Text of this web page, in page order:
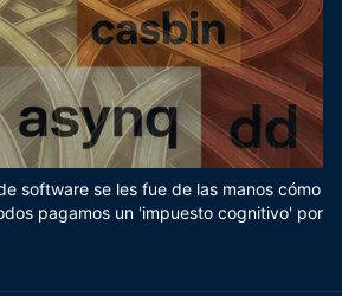
software se les fue de las manos cómo
pagamos un 'impuesto cognitivo' por